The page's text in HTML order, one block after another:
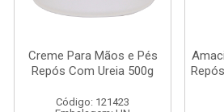
Creme Para Mãos e Pés
Repós Com Ureia 500g
Código: 121423